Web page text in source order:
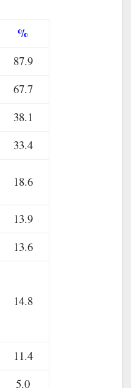
%
87.9
67.7
38.1
33.4
18.6
13.9
13.6
14.8
11.4
5.0